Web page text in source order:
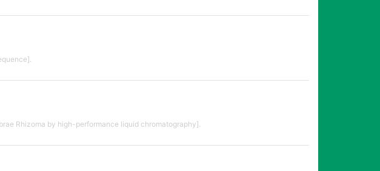
Rhizoma by high-performance liquid chromatography].